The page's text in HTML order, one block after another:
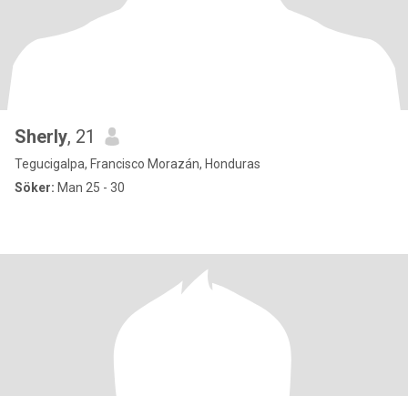
Sherly, 21
Tegucigalpa, Francisco Morazán, Honduras
Söker: Man 25 - 30